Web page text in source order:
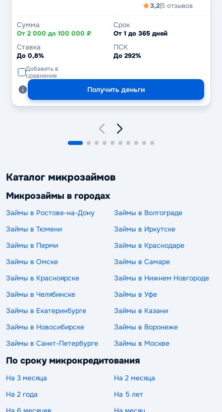
3,2|5 отзывов
Сумма
От 2 000 до 100 000 ₽
Срок
От 1 до 365 дней
Ставка
До 0,8%
ПСК
До 292%
Добавить в
сравнение
Получить деньги
Каталог микрозаймов
Микрозаймы в городах
Займы в Ростове-на-Дону
Займы в Волгограде
Займы в Тюмени
Займы в Иркутске
Займы в Перми
Займы в Краснодаре
Займы в Омске
Займы в Самаре
Займы в Красноярске
Займы в Нижнем Новгороде
Займы в Челябинске
Займы в Уфе
Займы в Екатеринбурге
Займы в Казани
Займы в Новосибирске
Займы в Воронеже
Займы в Санкт-Петербурге
Займы в Москве
По сроку микрокредитования
На 3 месяца
На 2 месяца
На 2 года
На 5 лет